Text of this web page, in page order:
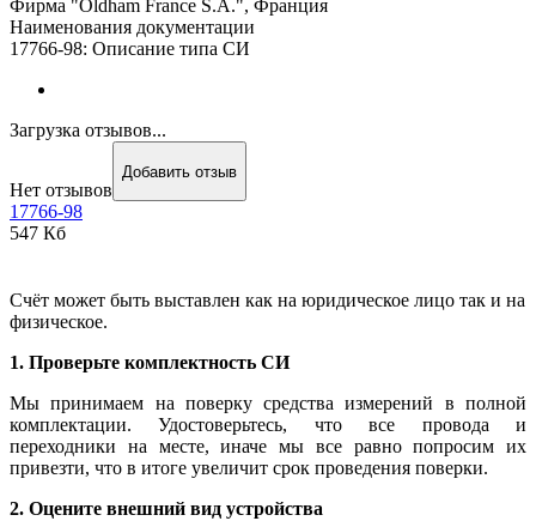
Фирма "Oldham France S.A.", Франция
Наименования документации
17766-98: Описание типа СИ
Загрузка отзывов...
Нет отзывов
Добавить отзыв
17766-98
547 Кб
Счёт может быть выставлен как на юридическое лицо так и на
физическое.
1. Проверьте комплектность СИ
Мы принимаем на поверку средства измерений в полной
комплектации. Удостоверьтесь, что все провода и
переходники на месте, иначе мы все равно попросим их
привезти, что в итоге увеличит срок проведения поверки.
2. Оцените внешний вид устройства